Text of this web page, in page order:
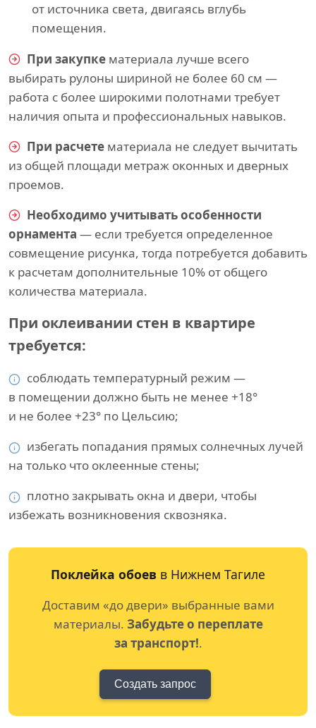
от источника света, двигаясь вглубь
помещения.
При закупке материала лучше всего
выбирать рулоны шириной не более 60 см —
работа с более широкими полотнами требует
наличия опыта и профессиональных навыков.
При расчете материала не следует вычитать
из общей площади метраж оконных и дверных
проемов.
Необходимо учитывать особенности
орнамента — если требуется определенное
совмещение рисунка, тогда потребуется добавить
к расчетам дополнительные 10% от общего
количества материала.
При оклеивании стен в квартире
требуется:
соблюдать температурный режим —
в помещении должно быть не менее +18°
и не более +23° по Цельсию;
избегать попадания прямых солнечных лучей
на только что оклеенные стены;
плотно закрывать окна и двери, чтобы
избежать возникновения сквозняка.
Поклейка обоев в Нижнем Тагиле
Доставим «до двери» выбранные вами
материалы. Забудьте о переплате
за транспорт!.
Создать запрос